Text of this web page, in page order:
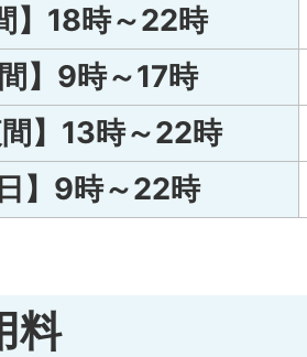
】18時～22時
間】9時～17時
間】13時～22時
日】9時～22時
料